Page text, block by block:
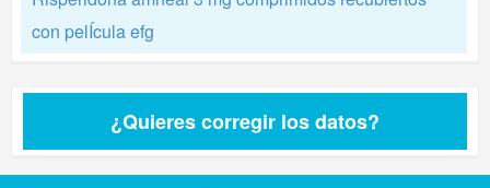
con pelÍcula efg
¿Quieres corregir los datos?